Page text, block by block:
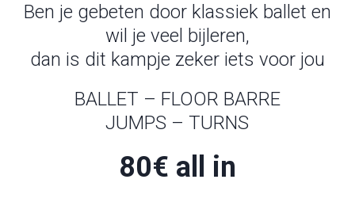
Ben je gebeten door klassiek ballet en
wil je veel bijleren,
dan is dit kampje zeker iets voor jou
BALLET – FLOOR BARRE
JUMPS – TURNS
80€ all in